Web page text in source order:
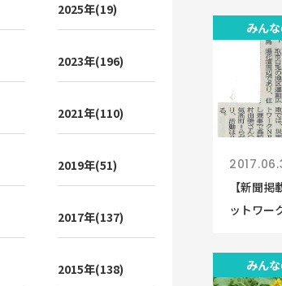
みん
【新聞
ットワー
みん
2025年(19)
2023年(196)
2021年(110)
2019年(51)
2017年(137)
2015年(138)